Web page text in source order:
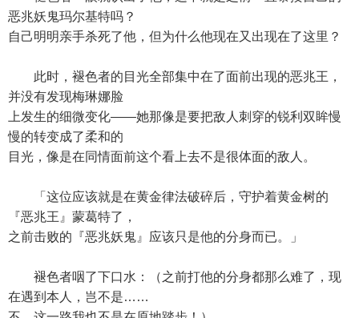
恶兆妖鬼玛尔基特吗？
自己明明亲手杀死了他，但为什么他现在又出现在了这里？
此时，褪色者的目光全部集中在了面前出现的恶兆王，
并没有发现梅琳娜脸
上发生的细微变化——她那像是要把敌人刺穿的锐利双眸慢
慢的转变成了柔和的
目光，像是在同情面前这个看上去不是很体面的敌人。
「这位应该就是在黄金律法破碎后，守护着黄金树的
『恶兆王』蒙葛特了，
之前击败的『恶兆妖鬼』应该只是他的分身而已。」
褪色者咽了下口水：（之前打他的分身都那么难了，现
在遇到本人，岂不是……